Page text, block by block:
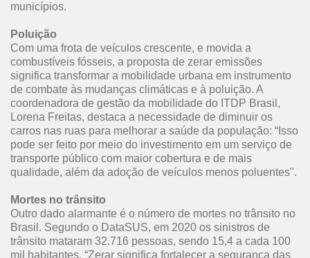
municípios.
Poluição
Com uma frota de veículos crescente, e movida a
combustíveis fósseis, a proposta de zerar emissões
significa transformar a mobilidade urbana em instrumento
de combate às mudanças climáticas e à poluição. A
coordenadora de gestão da mobilidade do ITDP Brasil,
Lorena Freitas, destaca a necessidade de diminuir os
carros nas ruas para melhorar a saúde da população: “Isso
pode ser feito por meio do investimento em um serviço de
transporte público com maior cobertura e de mais
qualidade, além da adoção de veículos menos poluentes".
Mortes no trânsito
Outro dado alarmante é o número de mortes no trânsito no
Brasil. Segundo o DataSUS, em 2020 os sinistros de
trânsito mataram 32.716 pessoas, sendo 15,4 a cada 100
mil habitantes. “Zerar significa fortalecer a segurança das